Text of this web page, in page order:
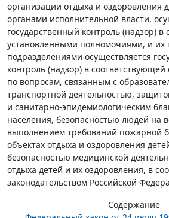
организации отдыха и оздоровления
органами исполнительной власти,
государственный контроль (надзор) в
установленными полномочиями, и их
подразделениями осуществляется
контроль (надзор) в соответствующей
по вопросам, связанным с
транспортной деятельностью,
и санитарно-эпидемиологическим
населения, безопасностью людей на
выполнением требований пожарной
объектах отдыха и оздоровления
безопасностью медицинской
отдыха детей и их оздоровления, в
законодательством Российской
Содержание